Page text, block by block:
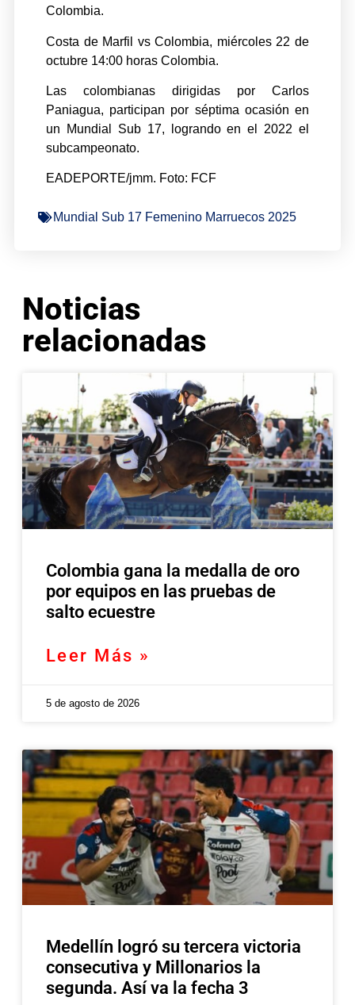
Colombia.
Costa de Marfil vs Colombia, miércoles 22 de
octubre 14:00 horas Colombia.
Las colombianas dirigidas por Carlos
Paniagua, participan por séptima ocasión en
un Mundial Sub 17, logrando en el 2022 el
subcampeonato.
EADEPORTE/jmm. Foto: FCF
Mundial Sub 17 Femenino Marruecos 2025
Noticias
relacionadas
Colombia gana la medalla de oro
por equipos en las pruebas de
salto ecuestre
Leer Más »
5 de agosto de 2026
Medellín logró su tercera victoria
consecutiva y Millonarios la
segunda. Así va la fecha 3